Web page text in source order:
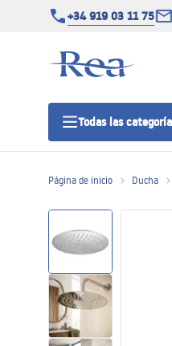
+34 919 03 11 75
Todas las
Puertas de ducha
Platos de ducha
Drenajes lineales
Página de inicio Ducha